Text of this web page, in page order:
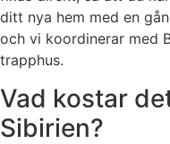
ditt nya hem med en
och vi koordinerar med
trapphus.
Vad kostar
Sibirien?